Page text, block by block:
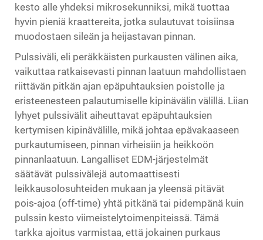
kesto alle yhdeksi mikrosekunniksi, mikä tuottaa
hyvin pieniä kraattereita, jotka sulautuvat toisiinsa
muodostaen sileän ja heijastavan pinnan.
Pulssiväli, eli peräkkäisten purkausten välinen aika,
vaikuttaa ratkaisevasti pinnan laatuun mahdollistaen
riittävän pitkän ajan epäpuhtauksien poistolle ja
eristeenesteen palautumiselle kipinävälin välillä. Liian
lyhyet pulssivälit aiheuttavat epäpuhtauksien
kertymisen kipinävälille, mikä johtaa epävakaaseen
purkautumiseen, pinnan virheisiin ja heikkoön
pinnanlaatuun. Langalliset EDM-järjestelmät
säätävät pulssivälejä automaattisesti
leikkausolosuhteiden mukaan ja yleensä pitävät
pois-ajoa (off-time) yhtä pitkänä tai pidempänä kuin
pulssin kesto viimeistelytoimenpiteissä. Tämä
tarkka ajoitus varmistaa, että jokainen purkaus